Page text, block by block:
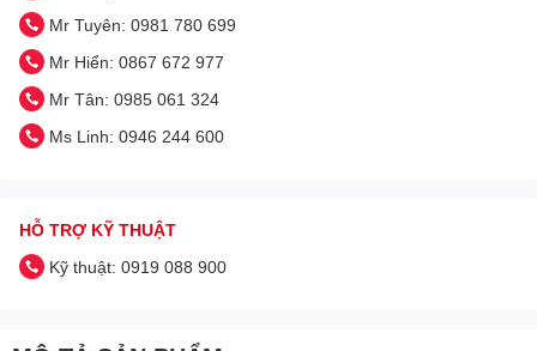
Mr Tuyên: 0981 780 699
Mr Hiển: 0867 672 977
Mr Tân: 0985 061 324
Ms Linh: 0946 244 600
HỖ TRỢ KỸ THUẬT
Kỹ thuật: 0919 088 900